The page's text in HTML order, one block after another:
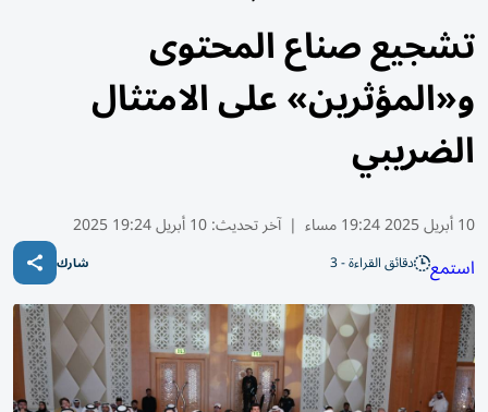
تشجيع صناع المحتوى
و«المؤثرين» على الامتثال
الضريبي
10 أبريل 2025 19:24 مساء | آخر تحديث:10 أبريل 19:24 2025
استمع دقائق القراءة - 3 شارك